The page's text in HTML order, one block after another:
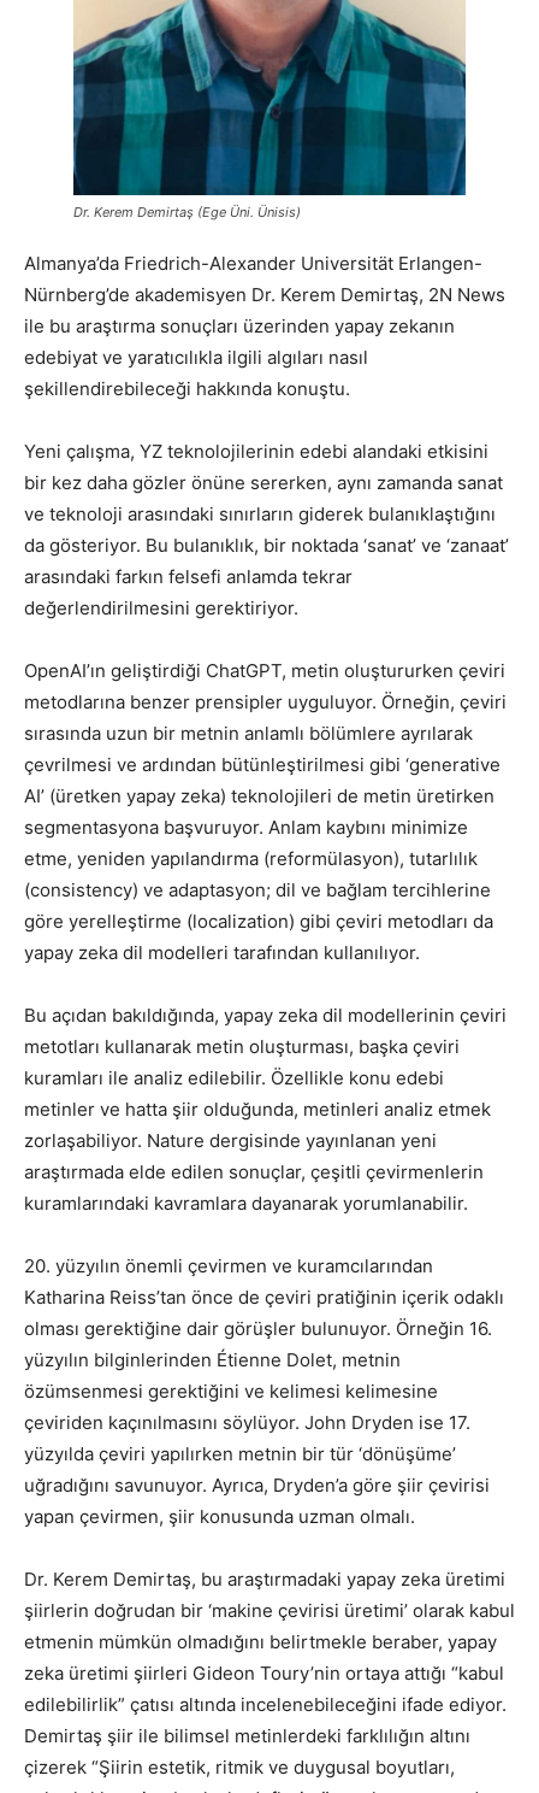
Dr. Kerem Demirtaş (Ege Üni. Ünisis)
Almanya’da Friedrich-Alexander Universität Erlangen-
Nürnberg’de akademisyen Dr. Kerem Demirtaş, 2N News
ile bu araştırma sonuçları üzerinden yapay zekanın
edebiyat ve yaratıcılıkla ilgili algıları nasıl
şekillendirebileceği hakkında konuştu.
Yeni çalışma, YZ teknolojilerinin edebi alandaki etkisini
bir kez daha gözler önüne sererken, aynı zamanda sanat
ve teknoloji arasındaki sınırların giderek bulanıklaştığını
da gösteriyor. Bu bulanıklık, bir noktada ‘sanat’ ve ‘zanaat’
arasındaki farkın felsefi anlamda tekrar
değerlendirilmesini gerektiriyor.
OpenAI’ın geliştirdiği ChatGPT, metin oluştururken çeviri
metodlarına benzer prensipler uyguluyor. Örneğin, çeviri
sırasında uzun bir metnin anlamlı bölümlere ayrılarak
çevrilmesi ve ardından bütünleştirilmesi gibi ‘generative
AI’ (üretken yapay zeka) teknolojileri de metin üretirken
segmentasyona başvuruyor. Anlam kaybını minimize
etme, yeniden yapılandırma (reformülasyon), tutarlılık
(consistency) ve adaptasyon; dil ve bağlam tercihlerine
göre yerelleştirme (localization) gibi çeviri metodları da
yapay zeka dil modelleri tarafından kullanılıyor.
Bu açıdan bakıldığında, yapay zeka dil modellerinin çeviri
metotları kullanarak metin oluşturması, başka çeviri
kuramları ile analiz edilebilir. Özellikle konu edebi
metinler ve hatta şiir olduğunda, metinleri analiz etmek
zorlaşabiliyor. Nature dergisinde yayınlanan yeni
araştırmada elde edilen sonuçlar, çeşitli çevirmenlerin
kuramlarındaki kavramlara dayanarak yorumlanabilir.
20. yüzyılın önemli çevirmen ve kuramcılarından
Katharina Reiss’tan önce de çeviri pratiğinin içerik odaklı
olması gerektiğine dair görüşler bulunuyor. Örneğin 16.
yüzyılın bilginlerinden Étienne Dolet, metnin
özümsenmesi gerektiğini ve kelimesi kelimesine
çeviriden kaçınılmasını söylüyor. John Dryden ise 17.
yüzyılda çeviri yapılırken metnin bir tür ‘dönüşüme’
uğradığını savunuyor. Ayrıca, Dryden’a göre şiir çevirisi
yapan çevirmen, şiir konusunda uzman olmalı.
Dr. Kerem Demirtaş, bu araştırmadaki yapay zeka üretimi
şiirlerin doğrudan bir ‘makine çevirisi üretimi’ olarak kabul
etmenin mümkün olmadığını belirtmekle beraber, yapay
zeka üretimi şiirleri Gideon Toury’nin ortaya attığı “kabul
edilebilirlik” çatısı altında incelenebileceğini ifade ediyor.
Demirtaş şiir ile bilimsel metinlerdeki farklılığın altını
çizerek “Şiirin estetik, ritmik ve duygusal boyutları,